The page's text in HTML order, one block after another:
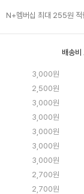
N+멤버십 최대 255원 적
배송비
3,000원
2,500원
3,000원
빠
배
송
3,000원
빠
배
송
3,000원
빠
배
송
3,000원
3,000원
2,700원
2,700원